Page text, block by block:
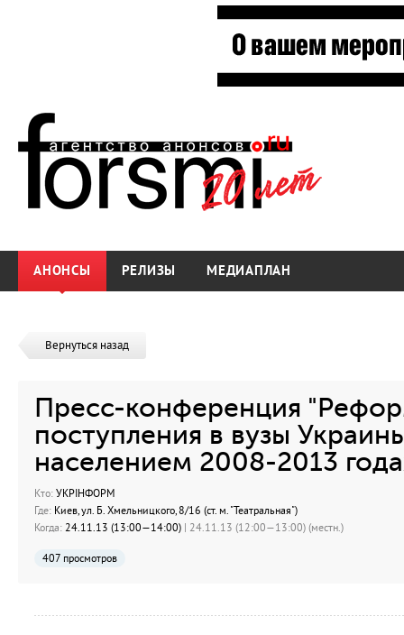
АНОНСЫ РЕЛИЗЫ МЕДИАПЛАН
Вернуться назад
Пресс-конференция
поступления в вузы
населением 2008-2013
Кто: УКРІНФОРМ
Где: Киев, ул. Б. Хмельницкого, 8/16 (ст. м. "Театральная")
Когда: 24.11.13 (13:00—14:00) | 24.11.13 (12:00—13:00) (местн.)
407 просмотров